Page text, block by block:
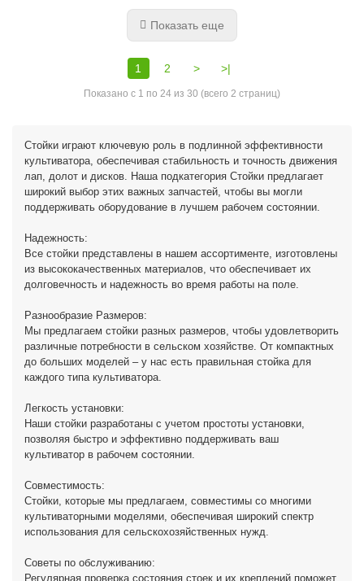
Показать еще
1 2 > >|
Показано с 1 по 24 из 30 (всего 2 страниц)
Стойки играют ключевую роль в подлинной эффективности
культиватора, обеспечивая стабильность и точность движения
лап, долот и дисков. Наша подкатегория Стойки предлагает
широкий выбор этих важных запчастей, чтобы вы могли
поддерживать оборудование в лучшем рабочем состоянии.
Надежность:
Все стойки представлены в нашем ассортименте, изготовлены
из высококачественных материалов, что обеспечивает их
долговечность и надежность во время работы на поле.
Разнообразие Размеров:
Мы предлагаем стойки разных размеров, чтобы удовлетворить
различные потребности в сельском хозяйстве. От компактных
до больших моделей – у нас есть правильная стойка для
каждого типа культиватора.
Легкость установки:
Наши стойки разработаны с учетом простоты установки,
позволяя быстро и эффективно поддерживать ваш
культиватор в рабочем состоянии.
Совместимость:
Стойки, которые мы предлагаем, совместимы со многими
культиваторными моделями, обеспечивая широкий спектр
использования для сельскохозяйственных нужд.
Советы по обслуживанию:
Регулярная проверка состояния стоек и их креплений поможет